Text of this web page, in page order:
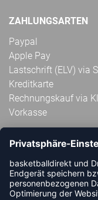
ZAHLUNGSARTEN
Paypal
Apple Pay
Lastschrift (ELV) via
Kreditkarte
Rechnungskauf via
Vorkasse
ABONNIERE JETZT
HANDBALLDIREKT-
NEUIGKEIT ODER